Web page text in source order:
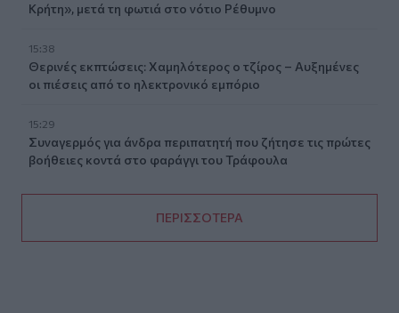
Κρήτη», μετά τη φωτιά στο νότιο Ρέθυμνο
15:38
Θερινές εκπτώσεις: Χαμηλότερος ο τζίρος – Αυξημένες
οι πιέσεις από το ηλεκτρονικό εμπόριο
15:29
Συναγερμός για άνδρα περιπατητή που ζήτησε τις πρώτες
βοήθειες κοντά στο φαράγγι του Τράφουλα
ΠΕΡΙΣΣΟΤΕΡΑ